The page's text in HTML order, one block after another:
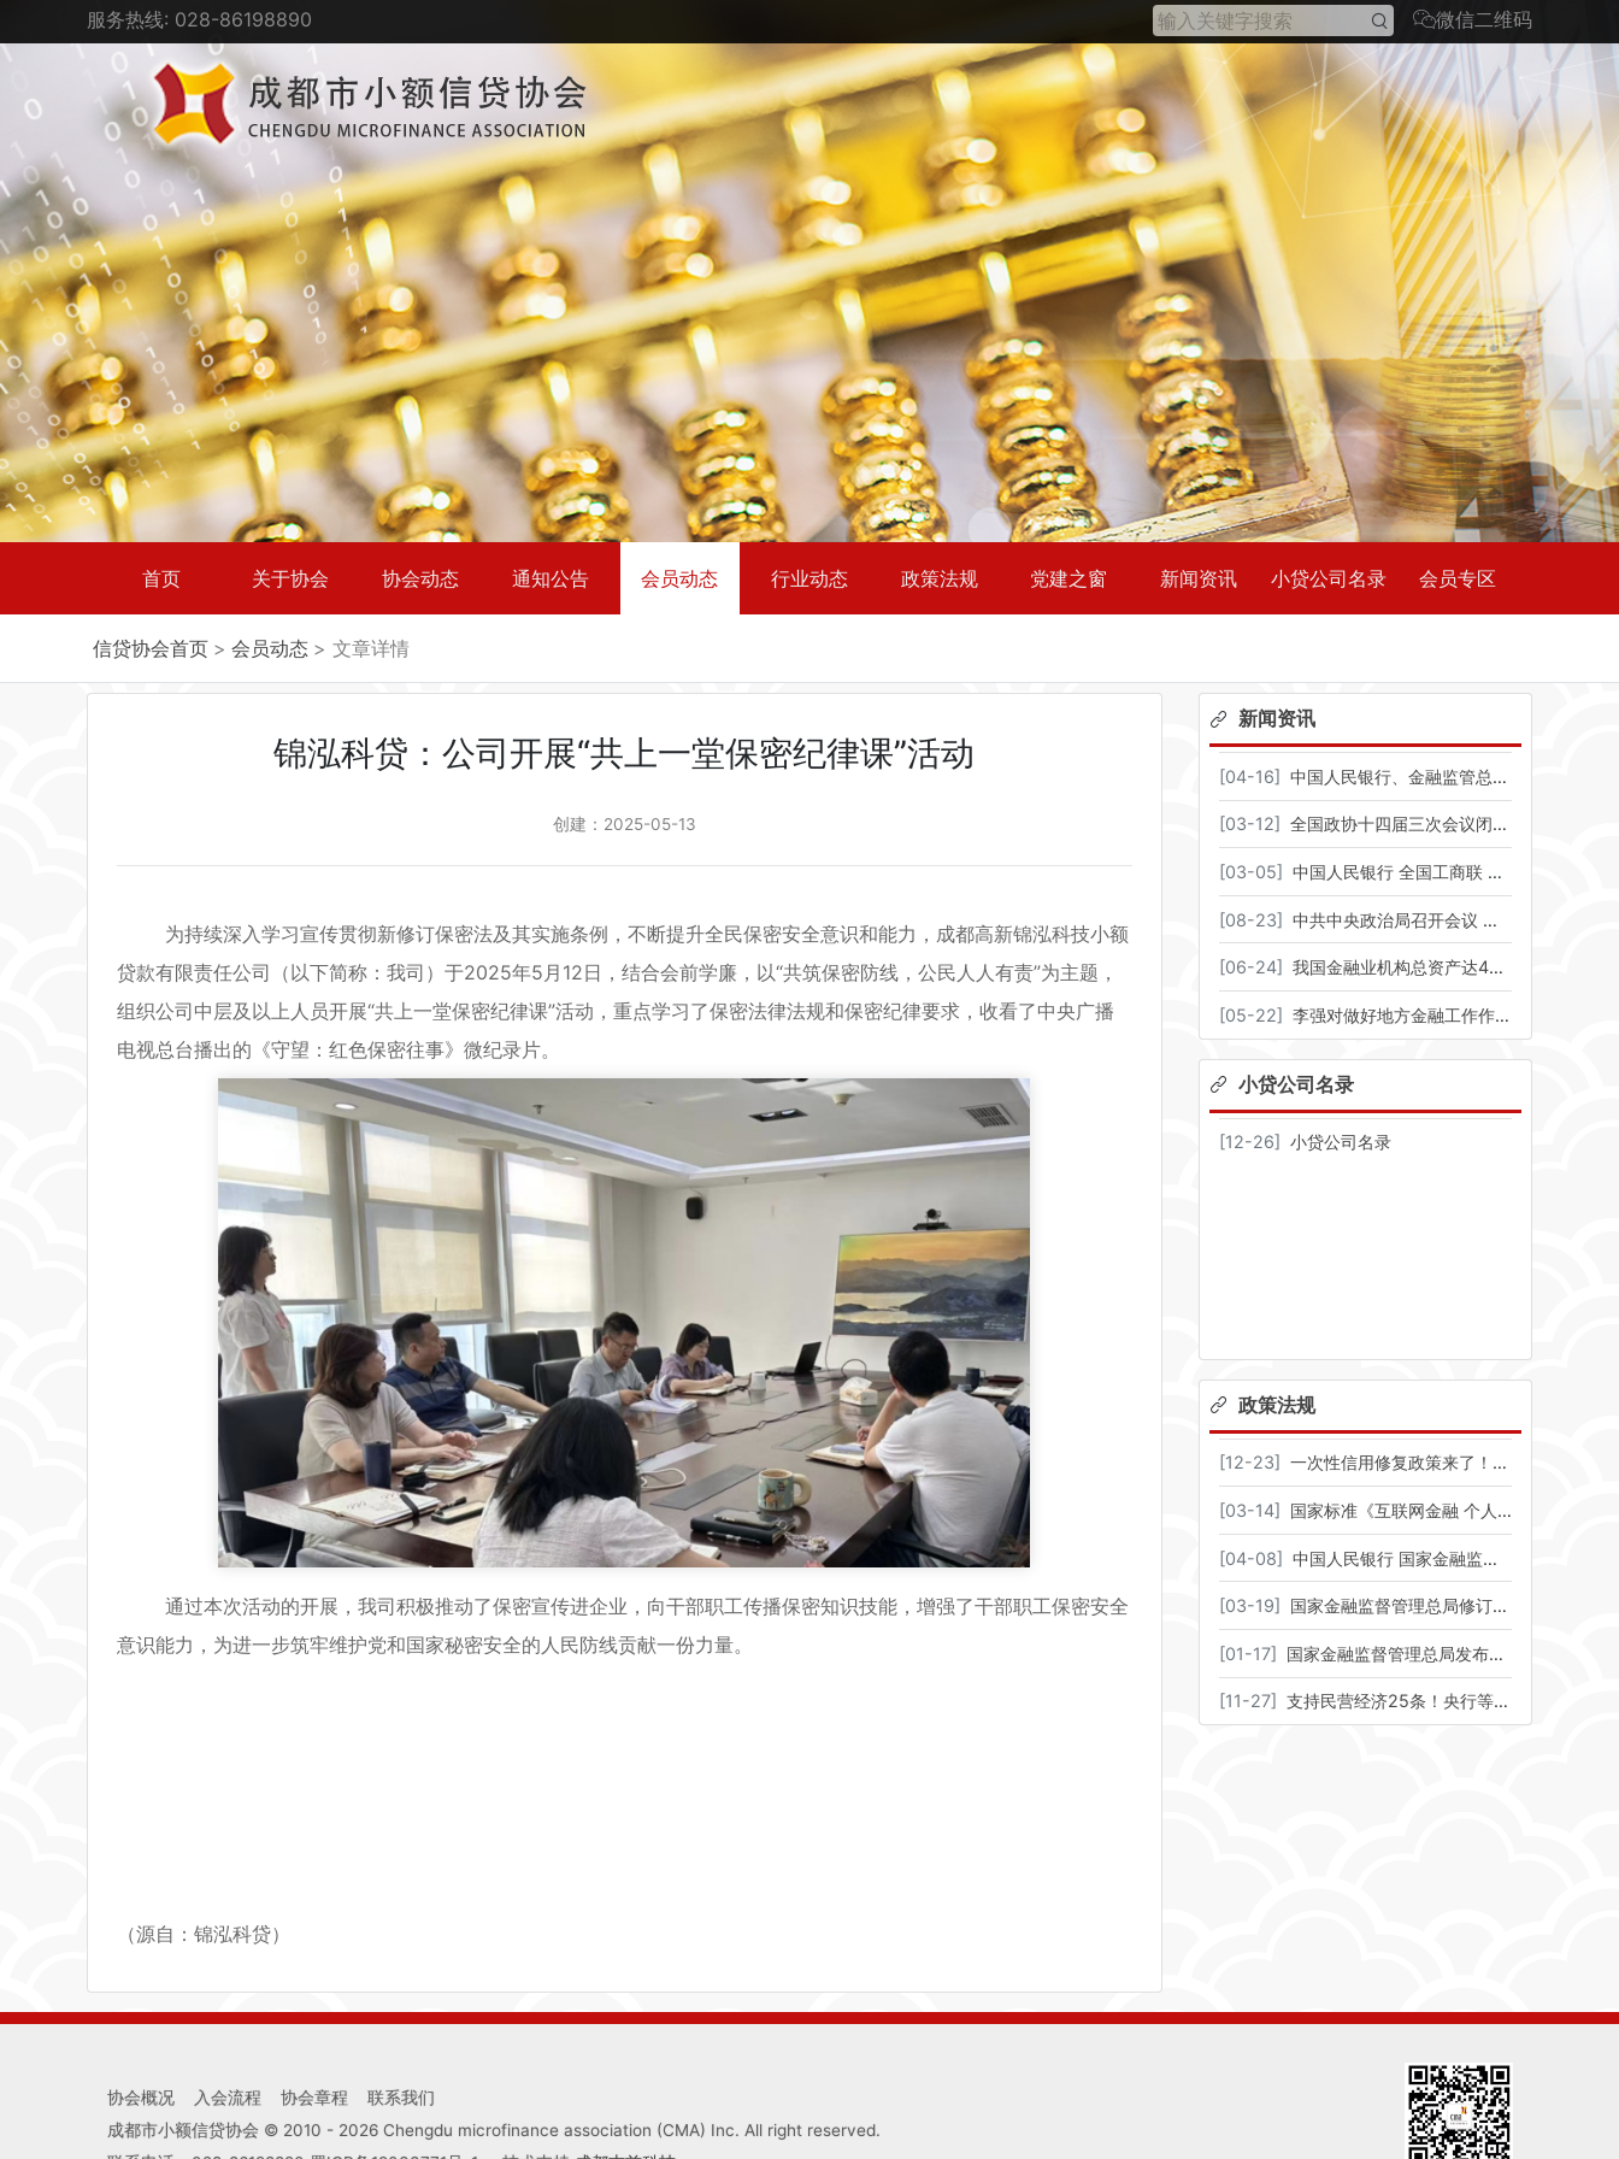
服务热线: 028-86198890 微信二维码
首页 关于协会 协会动态 通知公告 会员动态 行业动态 政策法规 党建之窗 新闻资讯 小贷公司名录 会员专区
信贷协会首页 > 会员动态 > 文章详情
锦泓科贷：公司开展“共上一堂保密纪律课”活动
创建： 2025-05-13
为持续深入学习宣传贯彻新修订保密法及其实施条例，不断提升全民保密安全意识和能力，成都高新锦泓科技小额
贷款有限责任公司（以下简称：我司）于2025年5月12日，结合会前学廉，以“共筑保密防线，公民人人有责”为主题，
组织公司中层及以上人员开展“共上一堂保密纪律课”活动，重点学习了保密法律法规和保密纪律要求，收看了中央广播
电视总台播出的《守望：红色保密往事》微纪录片。
通过本次活动的开展，我司积极推动了保密宣传进企业，向干部职工传播保密知识技能，增强了干部职工保密安全
意识能力，为进一步筑牢维护党和国家秘密安全的人民防线贡献一份力量。
（源自：锦泓科贷）
新闻资讯
[04-16] 中国人民银行、金融监管总局、中国证监会、国家外汇局联合印发《金融“五篇大文章”总体统计制度（试行）》
[03-12] 全国政协十四届三次会议闭幕 习近平等出席​
[03-05] 中国人民银行 全国工商联 金融监管总局 中国证监会 国家外汇局联合召开金融支持民营企业高质量发展座谈会
[08-23] 中共中央政治局召开会议 审议《进一步推动西部大开发形成新格局的若干政策措施》 中共中央总书记习近平主持会议
[06-24] 我国金融业机构总资产达476.49万亿元
[05-22] 李强对做好地方金融工作作出重要批示强调 坚持金融服务实体经济 推动金融高质量发展
小贷公司名录
[12-26] 小贷公司名录
政策法规
[12-23] 一次性信用修复政策来了！适用对象、时间、金额一图读懂→
[03-14] 国家标准《互联网金融 个人网络消费信贷 贷后催收风控指引》发布
[04-08] 中国人民银行 国家金融监督管理总局联合印发《关于调整汽车贷款有关政策的通知》
[03-19] 国家金融监督管理总局修订发布《消费金融公司管理办法》
[01-17] 国家金融监督管理总局发布《关于加强科技型企业全生命周期金融服务的通知》
[11-27] 支持民营经济25条！央行等八部门重磅发文
协会概况 入会流程 协会章程
联系我们
成都市小额信贷协会 © 2010 - 2026 Chengdu microfinance association (CMA) Inc. All right reserved.